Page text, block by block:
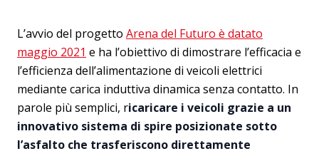
L’avvio del progetto Arena del Futuro è datato
maggio 2021 e ha l’obiettivo di dimostrare l’efficacia e
l’efficienza dell’alimentazione di veicoli elettrici
mediante carica induttiva dinamica senza contatto. In
parole più semplici, ricaricare i veicoli grazie a un
innovativo sistema di spire posizionate sotto
l’asfalto che trasferiscono direttamente